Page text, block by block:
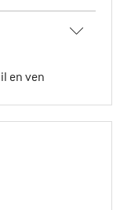
en ven